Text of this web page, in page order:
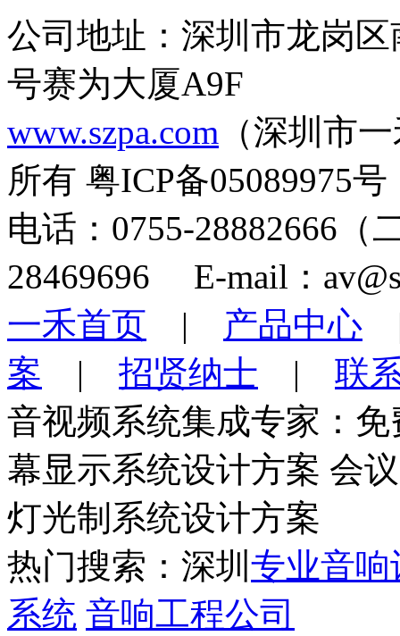
公司地址：深圳市龙岗
号赛为大厦A9F
www.szpa.com （深圳市
所有 粤ICP备05089975号
电话：0755-28882666
28469696 E-mail：
一禾首页 | 产品中心
案 | 招贤纳士 | 联
音视频系统集成专家：
幕显示系统设计方案 会
灯光制系统设计方案
热门搜索：深圳 专业音响
系统 音响工程公司